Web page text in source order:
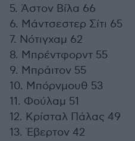
5. Άστον Βίλα 66
6. Μάντσεστερ Σίτι 65
7. Νότιγχαμ 62
8. Μπρέντφορντ 55
9. Μπράιτον 55
10. Μπόρνμουθ 53
11. Φούλαμ 51
12. Κρίσταλ Πάλας 49
13. Έβερτον 42